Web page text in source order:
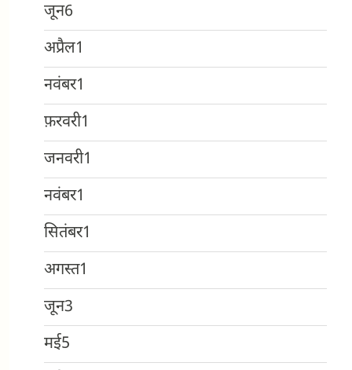
जून6
अप्रैल1
नवंबर1
फ़रवरी1
जनवरी1
नवंबर1
सितंबर1
अगस्त1
जून3
मई5